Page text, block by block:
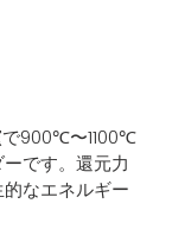
900℃〜1100℃
です。還元力
なエネルギー